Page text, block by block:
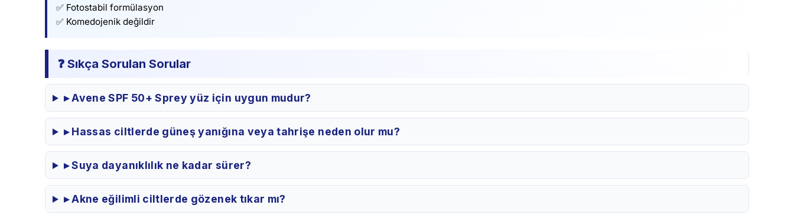
✅ Fotostabil formülasyon
✅ Komedojenik değildir
❓ Sıkça Sorulan Sorular
▸ Avene SPF 50+ Sprey yüz için uygun mudur?
▸ Hassas ciltlerde güneş yanığına veya tahrişe neden olur mu?
▸ Suya dayanıklılık ne kadar sürer?
▸ Akne eğilimli ciltlerde gözenek tıkar mı?